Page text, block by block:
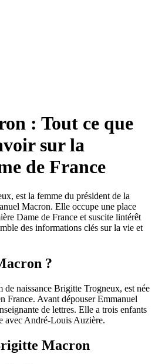
: Tout ce que
sur la
de France
est la femme du président de la
Macron. Elle occupe une place
Dame de France et suscite lintérêt
des informations clés sur la vie et
?
naissance Brigitte Trogneux, est née
France. Avant dépouser Emmanuel
de lettres. Elle a trois enfants
avec André-Louis Auzière.
Macron